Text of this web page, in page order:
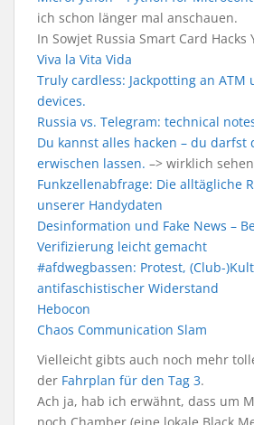
ich schon länger mal anschauen.
In Sowjet Russia Smart Card Hacks
Viva la Vita Vida
Truly cardless: Jackpotting an ATM
devices.
Russia vs. Telegram: technical
Du kannst alles hacken – du
erwischen lassen. –> wirklich
Funkzellenabfrage: Die alltägliche
unserer Handydaten
Desinformation und Fake News –
Verifizierung leicht gemacht
#afdwegbassen: Protest, (Club-
antifaschistischer Widerstand
Hebocon
Chaos Communication Slam
Vielleicht gibts auch noch mehr
der Fahrplan für den Tag 3.
Ach ja, hab ich erwähnt, dass um